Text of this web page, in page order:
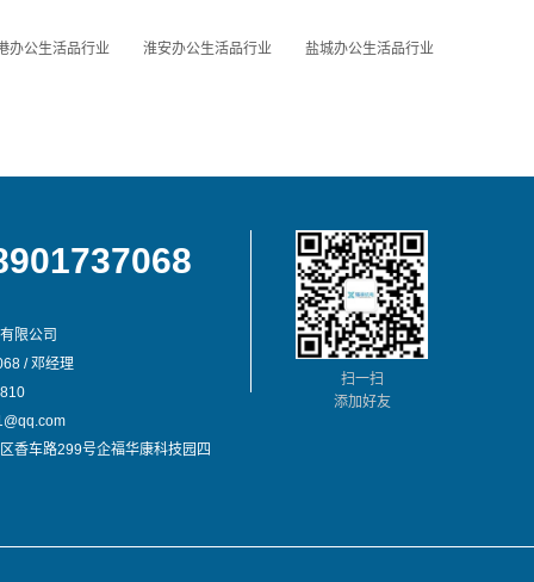
办公生活品行业 淮安办公生活品行业 盐城办公生活品行业
扫一扫
添加好友
限公司
/ 邓经理
香车路299号企福华康科技园四